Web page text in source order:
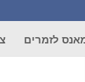
לזמרים